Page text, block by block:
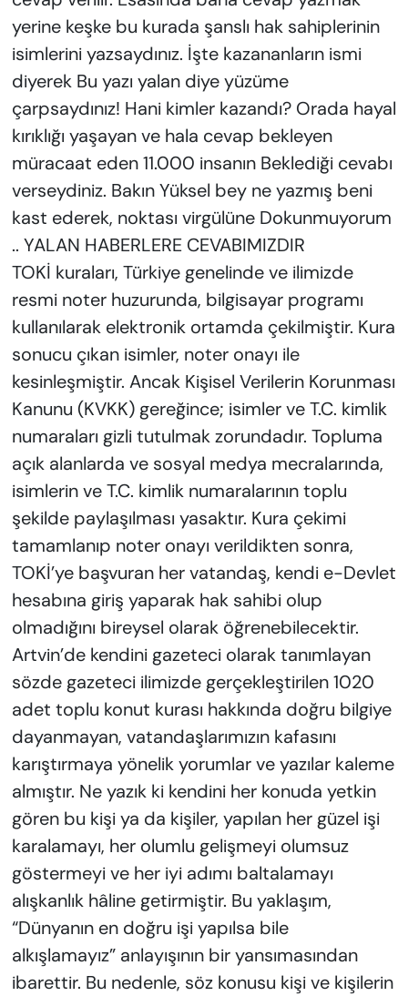
yerine keşke bu kurada şanslı hak sahiplerinin
isimlerini yazsaydınız. İşte kazananların ismi
diyerek Bu yazı yalan diye yüzüme
çarpsaydınız! Hani kimler kazandı? Orada hayal
kırıklığı yaşayan ve hala cevap bekleyen
müracaat eden 11.000 insanın Beklediği cevabı
verseydiniz. Bakın Yüksel bey ne yazmış beni
kast ederek, noktası virgülüne Dokunmuyorum
.. YALAN HABERLERE CEVABIMIZDIR
TOKİ kuraları, Türkiye genelinde ve ilimizde
resmi noter huzurunda, bilgisayar programı
kullanılarak elektronik ortamda çekilmiştir. Kura
sonucu çıkan isimler, noter onayı ile
kesinleşmiştir. Ancak Kişisel Verilerin Korunması
Kanunu (KVKK) gereğince; isimler ve T.C. kimlik
numaraları gizli tutulmak zorundadır. Topluma
açık alanlarda ve sosyal medya mecralarında,
isimlerin ve T.C. kimlik numaralarının toplu
şekilde paylaşılması yasaktır. Kura çekimi
tamamlanıp noter onayı verildikten sonra,
TOKİ’ye başvuran her vatandaş, kendi e-Devlet
hesabına giriş yaparak hak sahibi olup
olmadığını bireysel olarak öğrenebilecektir.
Artvin’de kendini gazeteci olarak tanımlayan
sözde gazeteci ilimizde gerçekleştirilen 1020
adet toplu konut kurası hakkında doğru bilgiye
dayanmayan, vatandaşlarımızın kafasını
karıştırmaya yönelik yorumlar ve yazılar kaleme
almıştır. Ne yazık ki kendini her konuda yetkin
gören bu kişi ya da kişiler, yapılan her güzel işi
karalamayı, her olumlu gelişmeyi olumsuz
göstermeyi ve her iyi adımı baltalamayı
alışkanlık hâline getirmiştir. Bu yaklaşım,
“Dünyanın en doğru işi yapılsa bile
alkışlamayız” anlayışının bir yansımasından
ibarettir. Bu nedenle, söz konusu kişi ve kişilerin